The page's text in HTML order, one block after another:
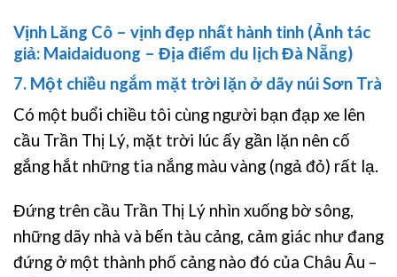
Vịnh Lăng Cô – vịnh đẹp nhất hành tinh (Ảnh tác
giả: Maidaiduong – Địa điểm du lịch Đà Nẵng)
7. Một chiều ngắm mặt trời lặn ở dãy núi Sơn Trà
Có một buổi chiều tôi cùng người bạn đạp xe lên
cầu Trần Thị Lý, mặt trời lúc ấy gần lặn nên cố
gắng hắt những tia nắng màu vàng (ngả đỏ) rất lạ.
Đứng trên cầu Trần Thị Lý nhìn xuống bờ sông,
những dãy nhà và bến tàu cảng, cảm giác như đang
đứng ở một thành phố cảng nào đó của Châu Âu –